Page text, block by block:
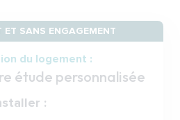
ET SANS ENGAGEMENT
du logement :
étude personnalisée
: